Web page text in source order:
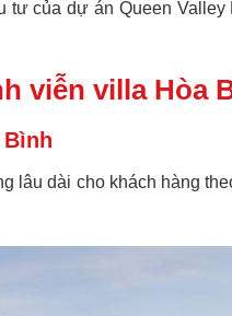
tư của dự án Queen
viễn villa Hòa
dài cho khách hàng